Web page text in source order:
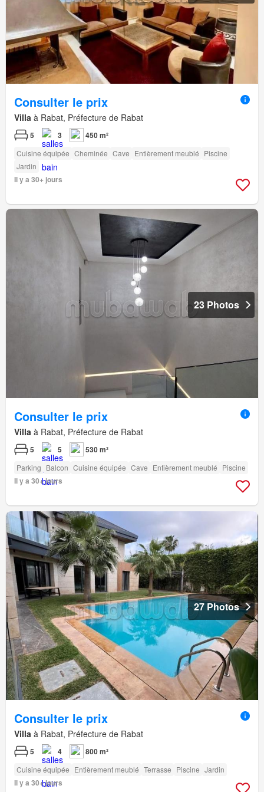
Consulter le prix
Villa à Rabat, Préfecture de Rabat
5 3 450 m²
Cuisine équipée Cheminée Cave Entièrement meublé Piscine
Jardin
Il y a 30+ jours
23 Photos
Consulter le prix
Villa à Rabat, Préfecture de Rabat
5 5 530 m²
Parking Balcon Cuisine équipée Cave Entièrement meublé Piscine
Il y a 30+ jours
27 Photos
Consulter le prix
Villa à Rabat, Préfecture de Rabat
5 4 800 m²
Cuisine équipée Entièrement meublé Terrasse Piscine Jardin
Il y a 30+ jours